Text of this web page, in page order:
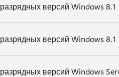
версий Windows 8.1
версий Windows 8.1
версий Windows